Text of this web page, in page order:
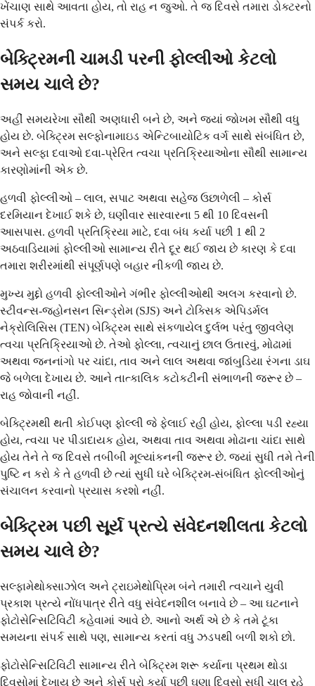
ખેંચાણ સાથે આવતા હોય, તો રાહ ન જુઓ. તે જ દિવસે તમારા ડોક્ટરનો
સંપર્ક કરો.
બેક્ટ્રિમની ચામડી પરની ફોલ્લીઓ કેટલો
સમય ચાલે છે?
અહીં સમયરેખા સૌથી અણધારી બને છે, અને જ્યાં જોખમ સૌથી વધુ
હોય છે. બેક્ટ્રિમ સલ્ફોનામાઇડ એન્ટિબાયોટિક વર્ગ સાથે સંબંધિત છે,
અને સલ્ફા દવાઓ દવા-પ્રેરિત ત્વચા પ્રતિક્રિયાઓના સૌથી સામાન્ય
કારણોમાંની એક છે.
હળવી ફોલ્લીઓ – લાલ, સપાટ અથવા સહેજ ઉછાળેલી – કોર્સ
દરમિયાન દેખાઈ શકે છે, ઘણીવાર સારવારના 5 થી 10 દિવસની
આસપાસ. હળવી પ્રતિક્રિયા માટે, દવા બંધ કર્યા પછી 1 થી 2
અઠવાડિયામાં ફોલ્લીઓ સામાન્ય રીતે દૂર થઈ જાય છે કારણ કે દવા
તમારા શરીરમાંથી સંપૂર્ણપણે બહાર નીકળી જાય છે.
મુખ્ય મુદ્દો હળવી ફોલ્લીઓને ગંભીર ફોલ્લીઓથી અલગ કરવાનો છે.
સ્ટીવન્સ-જહોનસન સિન્ડ્રોમ (SJS) અને ટોક્સિક એપિડર્મલ
નેક્રોલિસિસ (TEN) બેક્ટ્રિમ સાથે સંકળાયેલ દુર્લભ પરંતુ જીવલેણ
ત્વચા પ્રતિક્રિયાઓ છે. તેઓ ફોલ્લા, ત્વચાનું છાલ ઉતારવું, મોઢામાં
અથવા જનનાંગો પર ચાંદા, તાવ અને લાલ અથવા જાંબુડિયા રંગના ડાઘ
જે બળેલા દેખાય છે. આને તાત્કાલિક કટોકટીની સંભાળની જરૂર છે –
રાહ જોવાની નહીં.
બેક્ટ્રિમથી થતી કોઈપણ ફોલ્લી જે ફેલાઈ રહી હોય, ફોલ્લા પડી રહ્યા
હોય, ત્વચા પર પીડાદાયક હોય, અથવા તાવ અથવા મોઢાના ચાંદા સાથે
હોય તેને તે જ દિવસે તબીબી મૂલ્યાંકનની જરૂર છે. જ્યાં સુધી તમે તેની
પુષ્ટિ ન કરો કે તે હળવી છે ત્યાં સુધી ઘરે બેક્ટ્રિમ-સંબંધિત ફોલ્લીઓનું
સંચાલન કરવાનો પ્રયાસ કરશો નહીં.
બેક્ટ્રિમ પછી સૂર્ય પ્રત્યે સંવેદનશીલતા કેટલો
સમય ચાલે છે?
સલ્ફામેથોક્સાઝોલ અને ટ્રાઇમેથોપ્રિમ બંને તમારી ત્વચાને યુવી
પ્રકાશ પ્રત્યે નોંધપાત્ર રીતે વધુ સંવેદનશીલ બનાવે છે – આ ઘટનાને
ફોટોસેન્સિટિવિટી કહેવામાં આવે છે. આનો અર્થ એ છે કે તમે ટૂંકા
સમયના સંપર્ક સાથે પણ, સામાન્ય કરતાં વધુ ઝડપથી બળી શકો છો.
ફોટોસેન્સિટિવિટી સામાન્ય રીતે બેક્ટ્રિમ શરૂ કર્યાના પ્રથમ થોડા
દિવસોમાં દેખાય છે અને કોર્સ પૂરો કર્યા પછી ઘણા દિવસો સુધી ચાલુ રહે